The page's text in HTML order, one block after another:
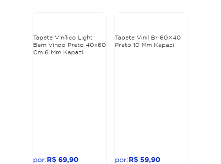
Tapete Vinílico Light
Bem Vindo Preto 40x60
Cm 6 Mm Kapazi
R$ 69,90
Tapete Vinil Br 60X40
Preto 10 Mm Kapazi
R$ 59,90